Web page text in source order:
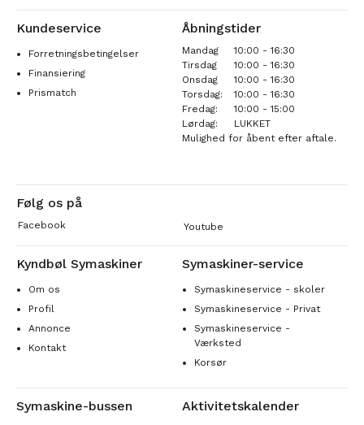
Kundeservice
Forretningsbetingelser
Finansiering
Prismatch
Åbningstider
Mandag
10:00 - 16:30
Tirsdag
10:00 - 16:30
Onsdag
10:00 - 16:30
Torsdag:
10:00 - 16:30
Fredag:
10:00 - 15:00
Lørdag:
LUKKET
Mulighed for åbent efter aftale.
Følg os på
Facebook Youtube
Kyndbøl Symaskiner
Om os
Profil
Annonce
Kontakt
Symaskiner-service
Symaskineservice - skoler
Symaskineservice - Privat
Symaskineservice -
Værksted
Korsør
Symaskine-bussen Aktivitetskalender